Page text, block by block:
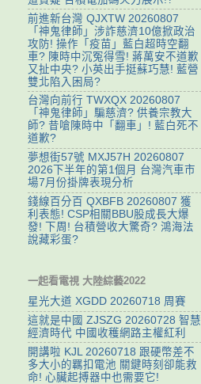
前進新台灣 QJXTW 20260807
「神鬼律師」涉詐慈濟10億掀政治
攻防! 操作「疫苗」藍白超時空翻
車? 陳時中沉冤得雪! 蔣萬安不道歉
又扯中央? 小英出手挺蘇巧慧! 藍營
雙北陷入困局?
台灣向前行 TWXQX 20260807
「神鬼律師」騙慈濟? 供養宗教大
師? 昔嗆陳時中「翻車」! 藍白死不
道歉?
夢想街57號 MXJ57H 20260807
2026下半年的第1個月 台灣汽車市
場7月份掛牌表現分析
錢線百分百 QXBFB 20260807 獲
利表態! CSP相關BBU股成長大爆
發! 下周! 台積營收大驚奇? 鴻海法
說藏彩蛋?
一起看電視 大陸綜藝2022
星光大道 XGDD 20260718 周賽
這就是中國 ZJSZG 20260728 智慧
經濟時代 中國收穫網路主權紅利
開講啦 KJL 20260718 跟硬幣差不
多大小的羈扣電池 關鍵時刻卻能救
命! 心臟起搏器中也需要它!